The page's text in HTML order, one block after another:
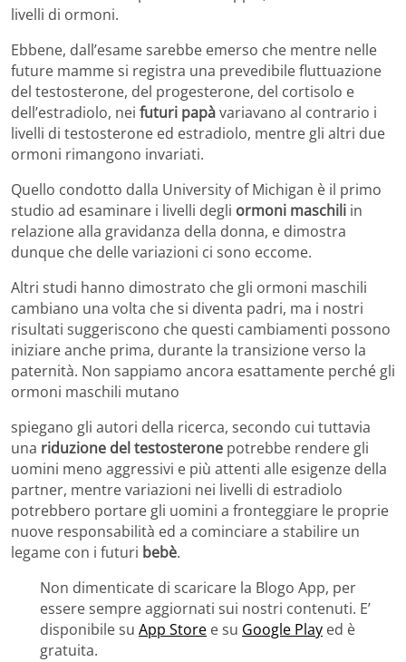
livelli di ormoni.
Ebbene, dall’esame sarebbe emerso che mentre nelle
future mamme si registra una prevedibile fluttuazione
del testosterone, del progesterone, del cortisolo e
dell’estradiolo, nei futuri papàvariavano al contrario i
livelli di testosterone ed estradiolo, mentre gli altri due
ormoni rimangono invariati.
Quello condotto dalla University of Michigan è il primo
studio ad esaminare i livelli degli ormoni maschili in
relazione alla gravidanza della donna, e dimostra
dunque che delle variazioni ci sono eccome.
Altri studi hanno dimostrato che gli ormoni maschili
cambiano una volta che si diventa padri, ma i nostri
risultati suggeriscono che questi cambiamenti possono
iniziare anche prima, durante la transizione verso la
paternità. Non sappiamo ancora esattamente perché gli
ormoni maschili mutano
spiegano gli autori della ricerca, secondo cui tuttavia
una riduzione del testosterone potrebbe rendere gli
uomini meno aggressivi e più attenti alle esigenze della
partner, mentre variazioni nei livelli di estradiolo
potrebbero portare gli uomini a fronteggiare le proprie
nuove responsabilità ed a cominciare a stabilire un
legame con i futuri bebè.
Non dimenticate di scaricare la Blogo App, per
essere sempre aggiornati sui nostri contenuti. E’
disponibile su App Store e su Google Play ed è
gratuita.